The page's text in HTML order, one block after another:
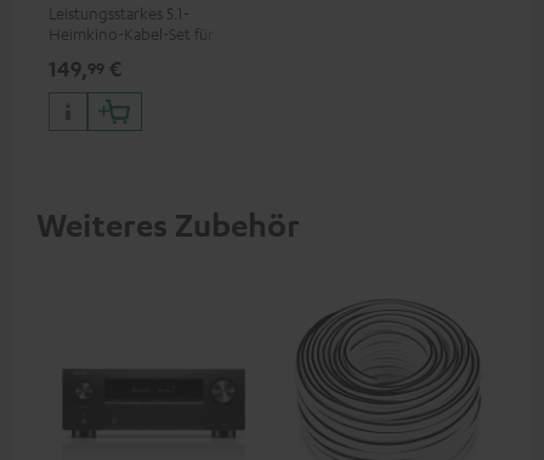
Leistungsstarkes 5.1-
Heimkino-Kabel-Set für
149,99 €
Weiteres Zubehör